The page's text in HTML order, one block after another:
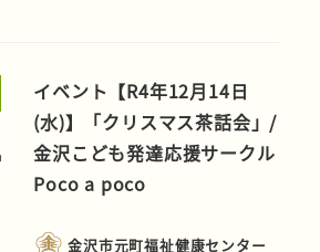
イベント【R4年12月14日
(水)】「クリスマス茶話会」/
金沢こども発達応援サークル
Poco a poco
金沢市元町福祉健康センター